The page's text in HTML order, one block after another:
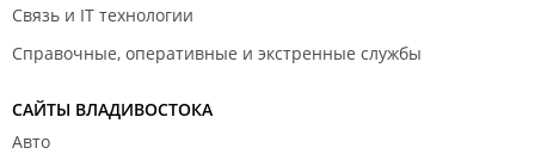
Связь и IT технологии
Справочные, оперативные и экстренные службы
САЙТЫ ВЛАДИВОСТОКА
Авто